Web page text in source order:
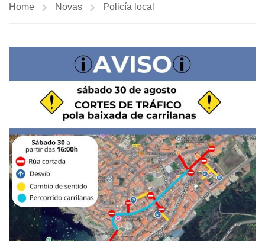
Home Novas Policía local